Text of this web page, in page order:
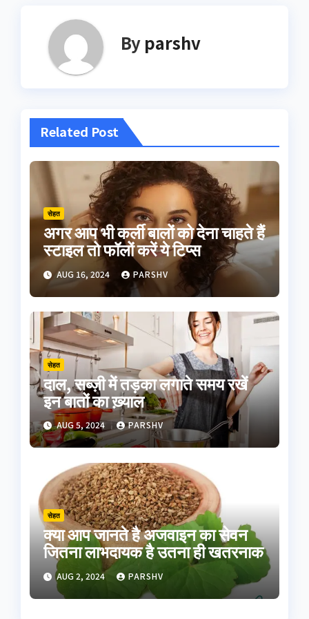
By parshv
Related Post
सेहत
अगर आप भी कर्ली बालों को देना चाहते हैं
स्टाइल तो फॉलों करें ये टिप्स
AUG 16, 2024 PARSHV
सेहत
दाल, सब्ज़ी में तड़का लगाते समय रखें
इन बातों का ख़्याल
AUG 5, 2024 PARSHV
सेहत
क्या आप जानते है अजवाइन का सेवन
जितना लाभदायक है उतना ही खतरनाक
AUG 2, 2024 PARSHV